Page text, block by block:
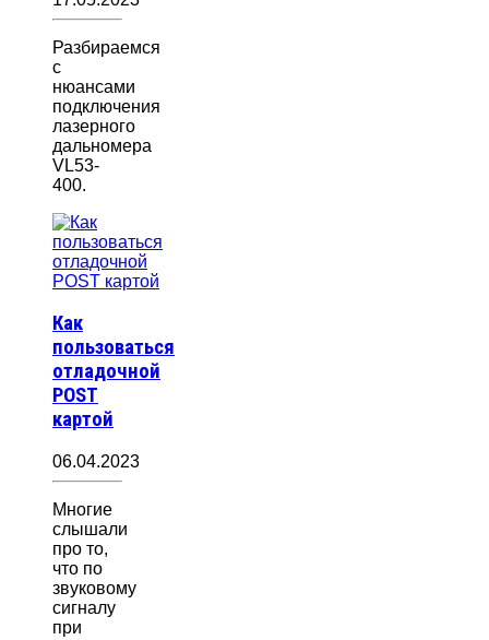
Разбираемся
с
нюансами
подключения
лазерного
дальномера
VL53-
400.
Как
пользоваться
отладочной
POST
картой
06.04.2023
Многие
слышали
про то,
что по
звуковому
сигналу
при